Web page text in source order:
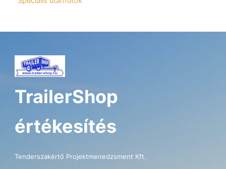
TrailerShop
értékesítés
Tenderszakértő Projektmenedzsment Kft.